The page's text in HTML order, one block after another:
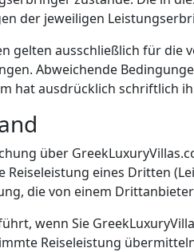
der jeweiligen
gelten ausschließlich für die
Abweichende
hat ausdrücklich schriftlich
über
eines Dritten
die von einem
wenn Sie
Reiseleistung